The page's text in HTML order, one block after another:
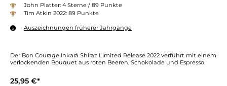
John Platter: 4 Sterne / 89 Punkte
Tim Atkin 2022: 89 Punkte
Auszeichnungen früherer Jahrgänge
Der Bon Courage Inkará Shiraz Limited Release 2022 verführt mit einem
verlockenden Bouquet aus roten Beeren, Schokolade und Espresso.
25,95 €*